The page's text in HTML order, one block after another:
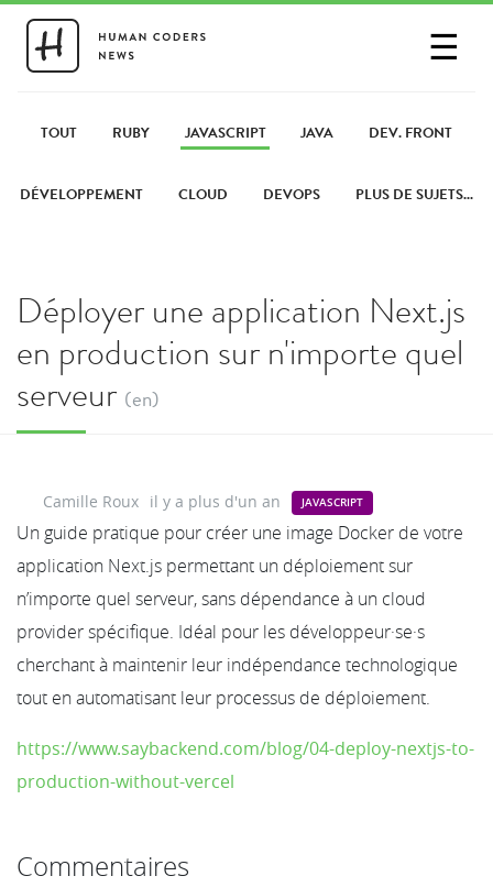
☰
PARTAGER UN LIEN
TOUT RUBY JAVASCRIPT JAVA DEV. FRONT
DÉVELOPPEMENT CLOUD DEVOPS PLUS DE SUJETS...
Déployer une application Next.js
en production sur n'importe quel
serveur (en)
Camille Roux il y a plus d'un an JAVASCRIPT
Un guide pratique pour créer une image Docker de votre
application Next.js permettant un déploiement sur
n’importe quel serveur, sans dépendance à un cloud
provider spécifique. Idéal pour les développeur·se·s
cherchant à maintenir leur indépendance technologique
tout en automatisant leur processus de déploiement.
https://www.saybackend.com/blog/04-deploy-nextjs-to-
production-without-vercel
Commentaires